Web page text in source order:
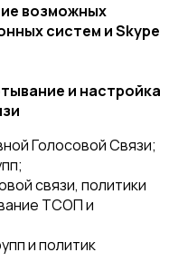
возможных
систем и Skype
и настройка
Голосовой Связи;
связи, политики
ТСОП и
и политик